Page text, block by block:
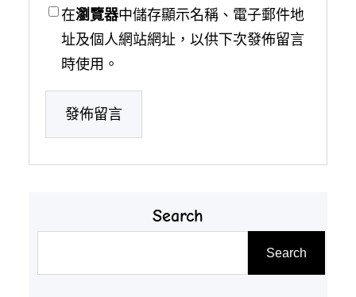
在瀏覽器中儲存顯示名稱、電子郵件地
址及個人網站網址，以供下次發佈留言
時使用。
Search
Search